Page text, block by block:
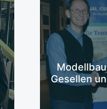
Gesellen